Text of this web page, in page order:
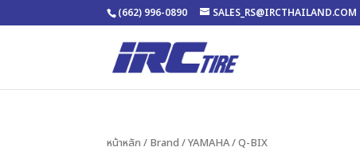
(662) 996-0890 SALES_RS@IRCTHAILAND.COM
หน้าหลัก / Brand /YAMAHA/ Q-BIX